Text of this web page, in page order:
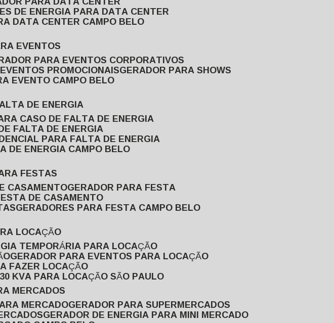
DE ENERGIA PARA DATA CENTER
DATA CENTER CAMPO BELO
EVENTOS
PARA EVENTOS CORPORATIVOS
PROMOCIONAIS GERADOR PARA SHOWS
EVENTO CAMPO BELO
DE ENERGIA
CASO DE FALTA DE ENERGIA
FALTA DE ENERGIA
PARA FALTA DE ENERGIA
DE ENERGIA CAMPO BELO
FESTAS
CASAMENTO GERADOR PARA FESTA
DE CASAMENTO
GERADORES PARA FESTA CAMPO BELO
LOCAÇÃO
TEMPORÁRIA PARA LOCAÇÃO
GERADOR PARA EVENTOS PARA LOCAÇÃO
FAZER LOCAÇÃO
30 KVA PARA LOCAÇÃO SÃO PAULO
MERCADOS
MERCADO GERADOR PARA SUPERMERCADOS
GERADOR DE ENERGIA PARA MINI MERCADO